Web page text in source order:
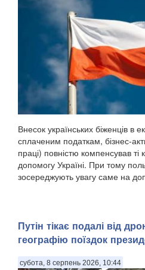
Внесок українських біженців в
сплаченим податкам, бізнес-
праці) повністю компенсував
допомогу Україні. При тому
зосереджують увагу саме на
Путін тікає подалі від
географію поїздок
субота, 8 серпень 2026, 10:44